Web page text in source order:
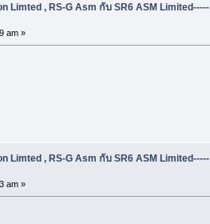
Limted , RS-G Asm กับ SR6 ASM Limited-----
am »
Limted , RS-G Asm กับ SR6 ASM Limited-----
am »